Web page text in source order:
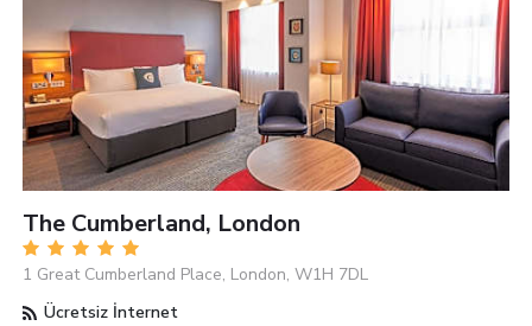
The Cumberland, London
1 Great Cumberland Place, London, W1H 7DL
Ücretsiz İnternet